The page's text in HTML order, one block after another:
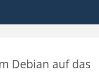
Debian auf das